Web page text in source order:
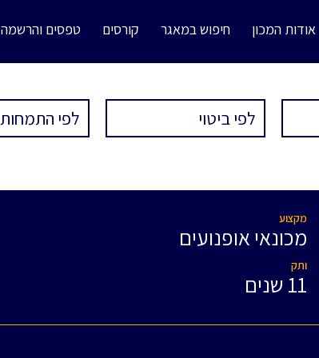
אודות המכון חיפוש במאגר קורסים טפסים והרשמה
מקצוע
מכונאי אופנועים
ותק
11 שנים